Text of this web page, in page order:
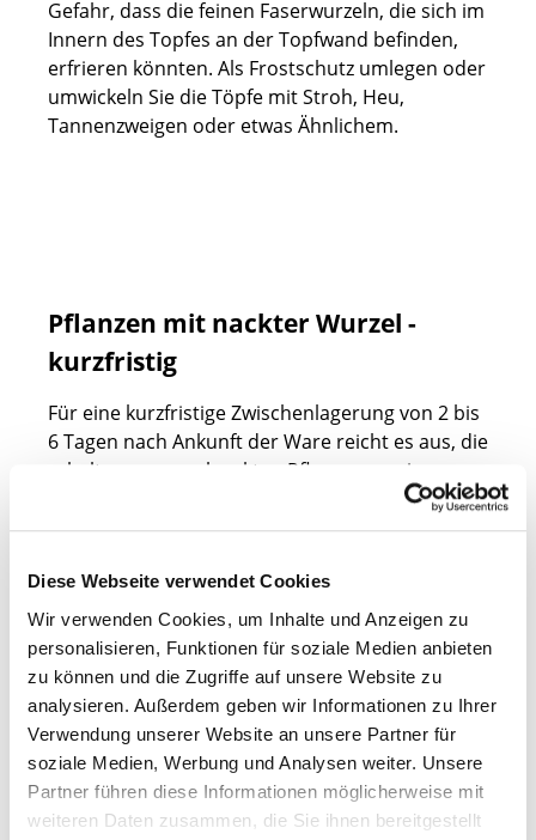
Diese Webseite verwendet Cookies
Wir verwenden Cookies, um Inhalte und Anzeigen zu
personalisieren, Funktionen für soziale Medien anbieten
zu können und die Zugriffe auf unsere Website zu
analysieren. Außerdem geben wir Informationen zu Ihrer
Verwendung unserer Website an unsere Partner für
soziale Medien, Werbung und Analysen weiter. Unsere
Partner führen diese Informationen möglicherweise mit
weiteren Daten zusammen, die Sie ihnen bereitgestellt
Gefahr, dass die feinen Faserwurzeln, die sich im
Innern des Topfes an der Topfwand befinden,
erfrieren könnten. Als Frostschutz umlegen oder
umwickeln Sie die Töpfe mit Stroh, Heu,
Tannenzweigen oder etwas Ähnlichem.
Pflanzen mit nackter Wurzel -
kurzfristig
Für eine kurzfristige Zwischenlagerung von 2 bis
6 Tagen nach Ankunft der Ware reicht es aus, die
erhaltenen wurzelnackten Pflanzen an einen
kühlen und windgeschützten Ort (zum Beispiel in
die Garage) zu legen, die Wurzeln feucht zu
zu bedecken.
Nackte Wurzeln sind außerordentlich
empfindlich! Sie sind immer vor Sonne, Wind,
Frost und Austrocknung zu schützen!